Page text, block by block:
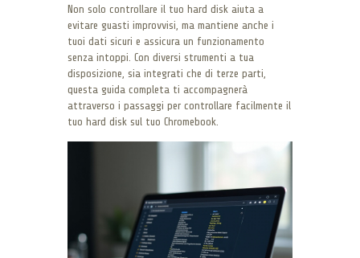
Non solo controllare il tuo hard disk aiuta a
evitare guasti improvvisi, ma mantiene anche i
tuoi dati sicuri e assicura un funzionamento
senza intoppi. Con diversi strumenti a tua
disposizione, sia integrati che di terze parti,
questa guida completa ti accompagnerà
attraverso i passaggi per controllare facilmente il
tuo hard disk sul tuo Chromebook.